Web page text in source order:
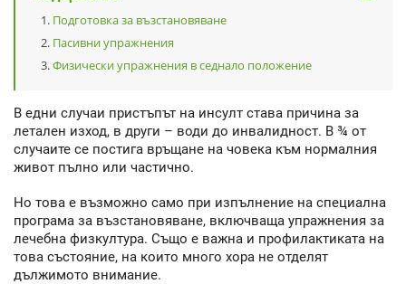
Подготовка за възстановяване
Пасивни упражнения
Физически упражнения в седнало положение
В едни случаи пристъпът на инсулт става причина за
летален изход, в други – води до инвалидност. В ¾ от
случаите се постига връщане на човека към нормалния
живот пълно или частично.
Но това е възможно само при изпълнение на специална
програма за възстановяване, включваща упражнения за
лечебна физкултура. Също е важна и профилактиката на
това състояние, на които много хора не отделят
дължимото внимание.